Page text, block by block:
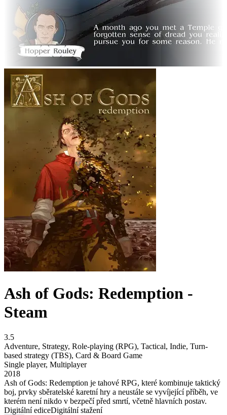
Ash of Gods: Redemption -
Steam
3.5
Adventure, Strategy, Role-playing (RPG), Tactical, Indie, Turn-
based strategy (TBS), Card & Board Game
Single player, Multiplayer
2018
Ash of Gods: Redemption je tahové RPG, které kombinuje taktický
boj, prvky sběratelské karetní hry a neustále se vyvíjející příběh, ve
kterém není nikdo v bezpečí před smrtí, včetně hlavních postav.
Digitální ediceDigitální stažení